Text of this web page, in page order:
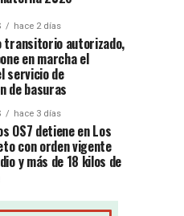
hace 2 días
transitorio autorizado,
en marcha el
servicio de
de basuras
hace 3 días
OS7 detiene en Los
con orden vigente
y más de 18 kilos de